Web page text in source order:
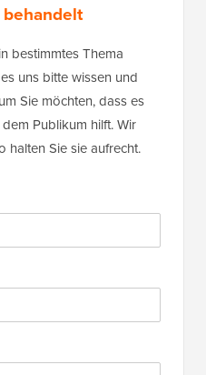
bestimmtes Thema
uns bitte wissen und
Sie möchten, dass es
Publikum hilft. Wir
halten Sie sie aufrecht.